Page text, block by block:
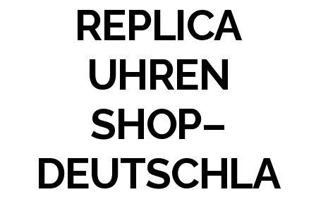
REPLICA
UHREN
SHOP–
DEUTSCHLA